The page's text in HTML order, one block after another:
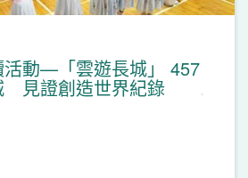
活動—「雲遊長城」 457
見證創造世界紀錄